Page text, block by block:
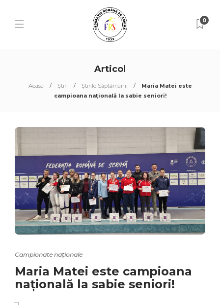
0
Articol
Acasa Știri Știrile Săptămânii
Maria Matei este
campioana națională la sabie seniori!
Campionate naționale
Maria Matei este campioana
națională la sabie seniori!